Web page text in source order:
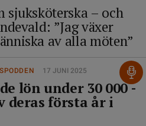
sjuksköterska – och
”Jag växer
av alla möten”
17 JUNI 2025
lön under 30 000 -
deras första år i